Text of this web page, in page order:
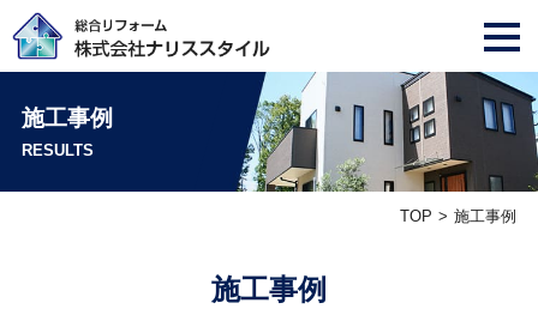
施工事例
RESULTS
TOP 施工事例
施工事例